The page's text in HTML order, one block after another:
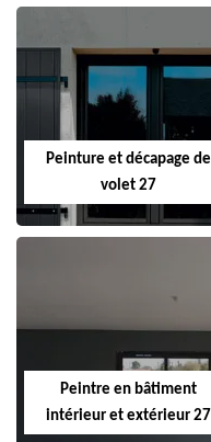
Peinture et décapage de
volet 27
Peintre en bâtiment
intérieur et extérieur 27